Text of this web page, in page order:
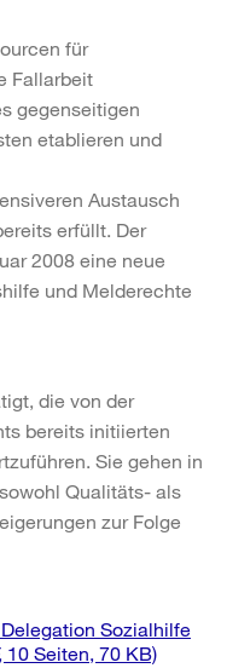
für
Fallarbeit
gegenseitigen
etablieren und
Austausch
erfüllt. Der
2008 eine neue
und Melderechte
die von der
bereits initiierten
Sie gehen in
Qualitäts- als
zur Folge
Sozialhilfe
10 Seiten, 70 KB)